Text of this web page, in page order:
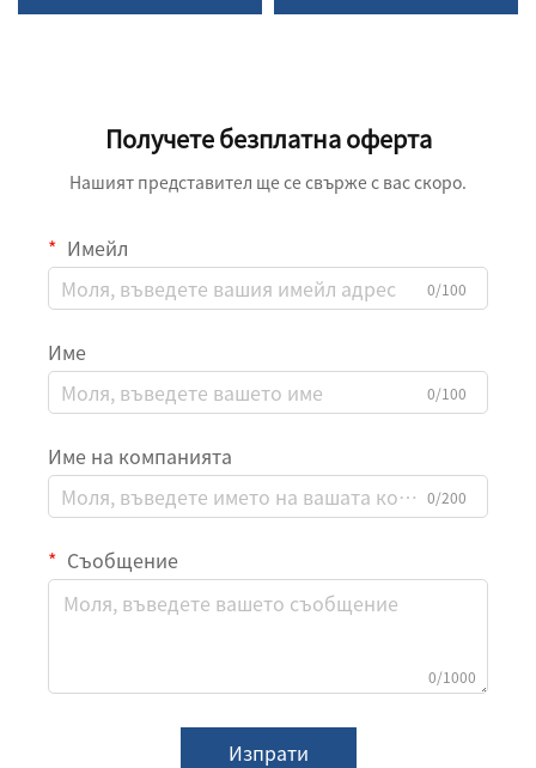
Получете безплатна оферта
Нашият представител ще се свърже с вас скоро.
Имейл
0/100
Име
0/100
Име на компанията
0/200
Съобщение
0/1000
Изпрати